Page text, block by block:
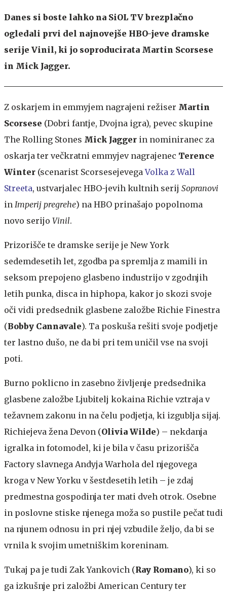
Danes si boste lahko na SiOL TV brezplačno
ogledali prvi del najnovejše HBO-jeve dramske
serije Vinil, ki jo soproducirata Martin Scorsese
in Mick Jagger.
Z oskarjem in emmyjem nagrajeni režiser Martin
Scorsese (Dobri fantje, Dvojna igra), pevec skupine
The Rolling Stones Mick Jagger in nominiranec za
oskarja ter večkratni emmyjev nagrajenec Terence
Winter (scenarist ScorsesejevegaVolka z Wall
Streeta, ustvarjalec HBO-jevih kultnih serij Sopranovi
in Imperij pregrehe) na HBO prinašajo popolnoma
novo serijo Vinil.
Prizorišče te dramske serije je New York
sedemdesetih let, zgodba pa spremlja z mamili in
seksom prepojeno glasbeno industrijo v zgodnjih
letih punka, disca in hiphopa, kakor jo skozi svoje
oči vidi predsednik glasbene založbe Richie Finestra
(Bobby Cannavale). Ta poskuša rešiti svoje podjetje
ter lastno dušo, ne da bi pri tem uničil vse na svoji
poti.
Burno poklicno in zasebno življenje predsednika
glasbene založbe Ljubitelj kokaina Richie vztraja v
težavnem zakonu in na čelu podjetja, ki izgublja sijaj.
Richiejeva žena Devon (Olivia Wilde) – nekdanja
igralka in fotomodel, ki je bila v času prizorišča
Factory slavnega Andyja Warhola del njegovega
kroga v New Yorku v šestdesetih letih – je zdaj
predmestna gospodinja ter mati dveh otrok. Osebne
in poslovne stiske njenega moža so pustile pečat tudi
na njunem odnosu in pri njej vzbudile željo, da bi se
vrnila k svojim umetniškim koreninam.
Tukaj pa je tudi Zak Yankovich (Ray Romano), ki so
ga izkušnje pri založbi American Century ter